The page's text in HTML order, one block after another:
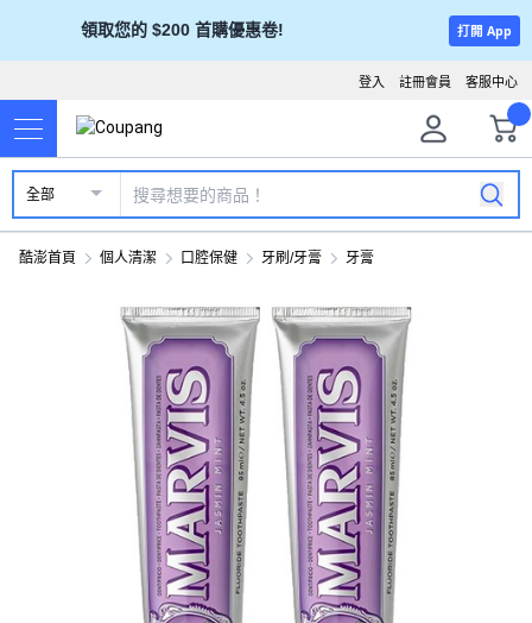
領取您的 $200 首購優惠卷! 打開 App
客服中心
註冊會員
登入
全部
酷澎首頁 個人清潔 口腔保健 牙刷/牙膏 牙膏